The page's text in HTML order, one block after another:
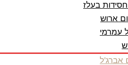
בעלז
ארוש
עמרמי
אברג'ל